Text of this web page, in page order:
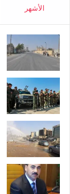
الأشهر